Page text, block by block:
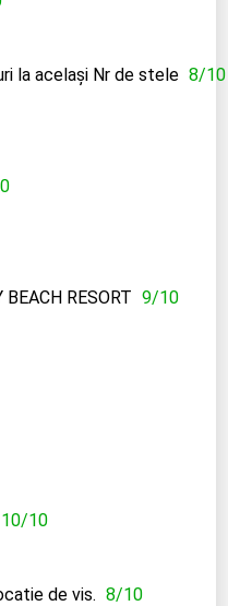
la același Nr de stele 8/10
RESORT 9/10
10/10
de vis. 8/10